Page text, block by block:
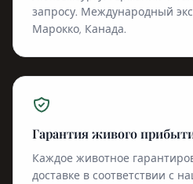
запросу. Международный
Марокко, Канада.
Гарантия живого
Каждое животное
доставке в соответствии с